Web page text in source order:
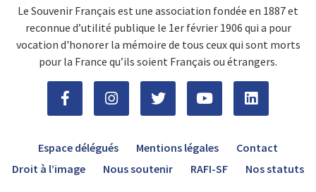
Le Souvenir Français est une association fondée en 1887 et
reconnue d’utilité publique le 1er février 1906 qui a pour
vocation d'honorer la mémoire de tous ceux qui sont morts
pour la France qu’ils soient Français ou étrangers.
Espace délégués Mentions légales
Contact
Droit à l’image
Nous soutenir RAFI-SF Nos statuts